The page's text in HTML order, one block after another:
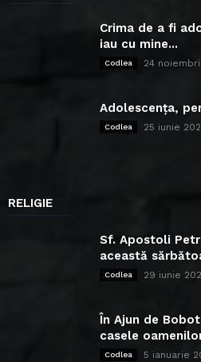
Crima de a fi
iau cu mine...
Codlea 24
Adolescența,
Codlea 25 iunie
RELIGIE
Sf. Apostoli
această
Codlea 29 iunie
În Ajun de
casele
Codlea 5 ianuarie